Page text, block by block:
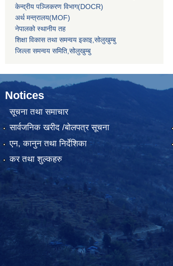
केन्‍द्रीय पञ्‍जिकरण विभाग(DOCR)
अर्थ मन्‍त्रालय(MOF)
नेपालको स्थानीय तह
शिक्षा विकास तथा समन्वय इकाइ,सोलुखुम्बु
जिल्ला समन्वय समिति,सोलुखुम्बु
Notices
सूचना तथा समाचार
सार्वजनिक खरीद /बोलपत्र सूचना
एन, कानुन तथा निर्देशिका
कर तथा शुल्कहरु